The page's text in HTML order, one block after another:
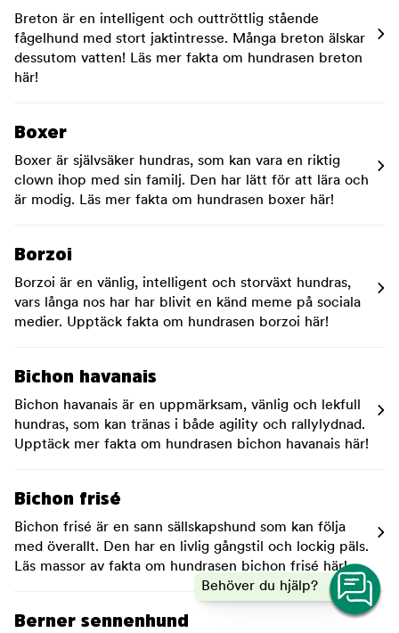
Breton är en intelligent och outtröttlig stående
fågelhund med stort jaktintresse. Många breton älskar
dessutom vatten! Läs mer fakta om hundrasen breton
här!
Boxer
Boxer är självsäker hundras, som kan vara en riktig
clown ihop med sin familj. Den har lätt för att lära och
är modig. Läs mer fakta om hundrasen boxer här!
Borzoi
Borzoi är en vänlig, intelligent och storväxt hundras,
vars långa nos har har blivit en känd meme på sociala
medier. Upptäck fakta om hundrasen borzoi här!
Bichon havanais
Bichon havanais är en uppmärksam, vänlig och lekfull
hundras, som kan tränas i både agility och rallylydnad.
Upptäck mer fakta om hundrasen bichon havanais här!
Bichon frisé
Bichon frisé är en sann sällskapshund som kan följa
med överallt. Den har en livlig gångstil och lockig päls.
Läs massor av fakta om hundrasen bichon frisé här!
Berner sennenhund
Behöver du hjälp?